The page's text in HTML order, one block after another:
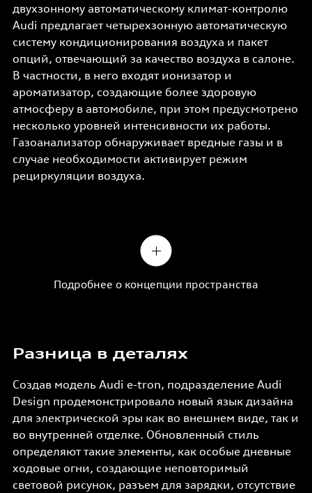
двухзонному автоматическому климат-контролю
Audi предлагает четырехзонную автоматическую
систему кондиционирования воздуха и пакет
опций, отвечающий за качество воздуха в салоне.
В частности, в него входят ионизатор и
ароматизатор, создающие более здоровую
атмосферу в автомобиле, при этом предусмотрено
несколько уровней интенсивности их работы.
Газоанализатор обнаруживает вредные газы и в
случае необходимости активирует режим
рециркуляции воздуха.
Подробнее о концепции пространства
Разница в деталях
Создав модель Audi e-tron, подразделение Audi
Design продемонстрировало новый язык дизайна
для электрической эры как во внешнем виде, так и
во внутренней отделке. Обновленный стиль
определяют такие элементы, как особые дневные
ходовые огни, создающие неповторимый
световой рисунок, разъем для зарядки, отсутствие